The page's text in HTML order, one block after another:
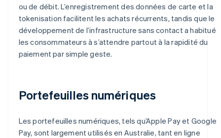
ou de débit. L’enregistrement des données de carte et la
tokenisation facilitent les achats récurrents, tandis que le
développement de l’infrastructure sans contact a habitué
les consommateurs à s’attendre partout à la rapidité du
paiement par simple geste.
Portefeuilles numériques
Les portefeuilles numériques, tels qu’Apple Pay et Google
Pay, sont largement utilisés en Australie, tant en ligne